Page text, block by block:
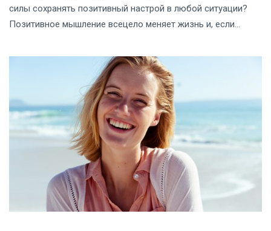
силы сохранять позитивный настрой в любой ситуации?
Позитивное мышление всецело меняет жизнь и, если…